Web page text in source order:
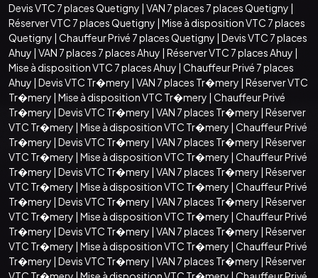
Devis VTC 7 places Quetigny | VAN 7 places 7 places Quetigny |
Réserver VTC 7 places Quetigny | Mise à disposition VTC 7 places
Quetigny | Chauffeur Privé 7 places Quetigny | Devis VTC 7 places
Ahuy | VAN 7 places 7 places Ahuy | Réserver VTC 7 places Ahuy |
Mise à disposition VTC 7 places Ahuy | Chauffeur Privé 7 places
Ahuy | Devis VTC Tr�mery | VAN 7 places Tr�mery | Réserver VTC
Tr�mery | Mise à disposition VTC Tr�mery | Chauffeur Privé
Tr�mery | Devis VTC Tr�mery | VAN 7 places Tr�mery | Réserver
VTC Tr�mery | Mise à disposition VTC Tr�mery | Chauffeur Privé
Tr�mery | Devis VTC Tr�mery | VAN 7 places Tr�mery | Réserver
VTC Tr�mery | Mise à disposition VTC Tr�mery | Chauffeur Privé
Tr�mery | Devis VTC Tr�mery | VAN 7 places Tr�mery | Réserver
VTC Tr�mery | Mise à disposition VTC Tr�mery | Chauffeur Privé
Tr�mery | Devis VTC Tr�mery | VAN 7 places Tr�mery | Réserver
VTC Tr�mery | Mise à disposition VTC Tr�mery | Chauffeur Privé
Tr�mery | Devis VTC Tr�mery | VAN 7 places Tr�mery | Réserver
VTC Tr�mery | Mise à disposition VTC Tr�mery | Chauffeur Privé
Tr�mery | Devis VTC Tr�mery | VAN 7 places Tr�mery | Réserver